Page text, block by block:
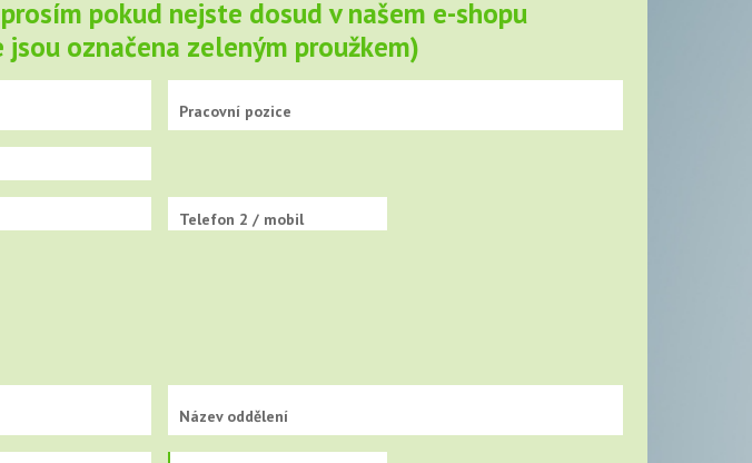
pokud nejste dosud v našem e-shopu
označena zeleným proužkem)
Pracovní pozice
Telefon 2 / mobil
Název oddělení